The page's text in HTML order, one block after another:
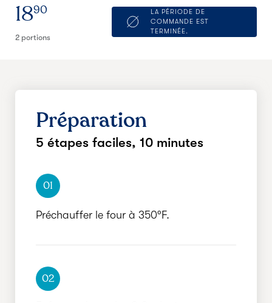
1890
2 portions
LA PÉRIODE DE
COMMANDE EST
TERMINÉE.
Préparation
5 étapes faciles, 10 minutes
01
Préchauffer le four à 350°F.
02